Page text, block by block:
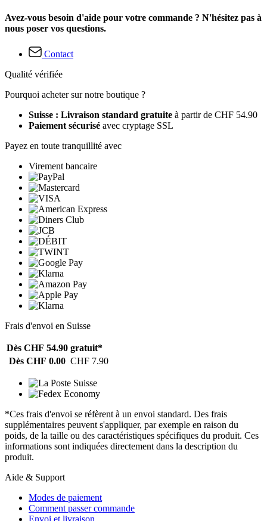
Avez-vous besoin d'aide pour votre commande ? N'hésitez pas à
nous poser vos questions.
Contact
Qualité vérifiée
Pourquoi acheter sur notre boutique ?
Suisse : Livraison standard gratuite à partir de CHF 54.90
Paiement sécurisé avec cryptage SSL
Payez en toute tranquillité avec
Virement bancaire
Frais d'envoi en Suisse
Dès CHF 54.90 gratuit*
Dès CHF 0.00 CHF 7.90
*Ces frais d'envoi se réfèrent à un envoi standard. Des frais
supplémentaires peuvent s'appliquer, par exemple en raison du
poids, de la taille ou des caractéristiques spécifiques du produit. Ces
informations sont indiquées directement dans la description du
produit.
Aide & Support
Modes de paiement
Comment passer commande
Envoi et livraison